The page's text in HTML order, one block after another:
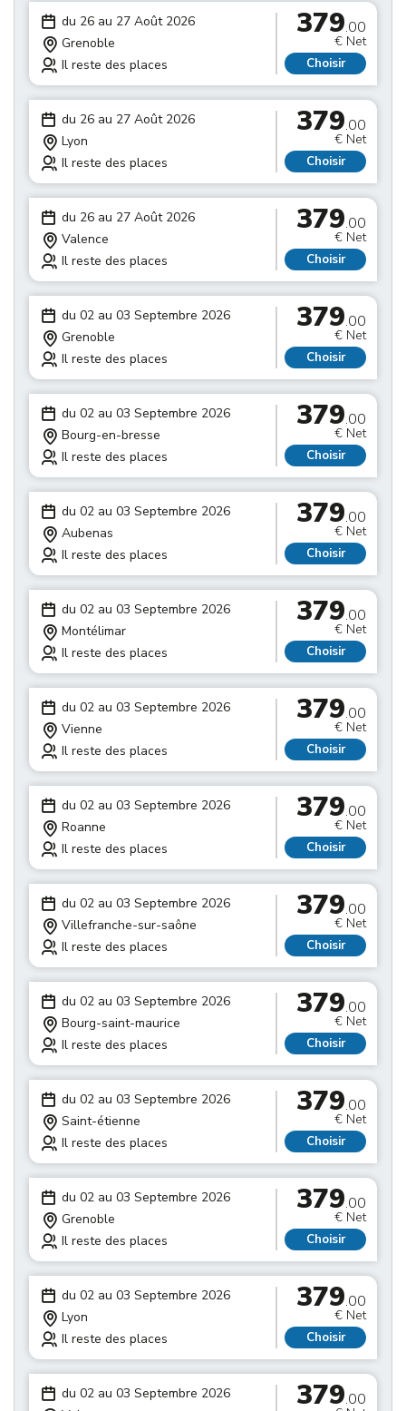
du 26 au 27 Août 2026
Grenoble
Il reste des places
379.00
€ Net
Choisir
du 26 au 27 Août 2026
Lyon
Il reste des places
379.00
€ Net
Choisir
du 26 au 27 Août 2026
Valence
Il reste des places
379.00
€ Net
Choisir
du 02 au 03 Septembre 2026
Grenoble
Il reste des places
379.00
€ Net
Choisir
du 02 au 03 Septembre 2026
Bourg-en-bresse
Il reste des places
379.00
€ Net
Choisir
du 02 au 03 Septembre 2026
Aubenas
Il reste des places
379.00
€ Net
Choisir
du 02 au 03 Septembre 2026
Montélimar
Il reste des places
379.00
€ Net
Choisir
du 02 au 03 Septembre 2026
Vienne
Il reste des places
379.00
€ Net
Choisir
du 02 au 03 Septembre 2026
Roanne
Il reste des places
379.00
€ Net
Choisir
du 02 au 03 Septembre 2026
Villefranche-sur-saône
Il reste des places
379.00
€ Net
Choisir
du 02 au 03 Septembre 2026
Bourg-saint-maurice
Il reste des places
379.00
€ Net
Choisir
du 02 au 03 Septembre 2026
Saint-étienne
Il reste des places
379.00
€ Net
Choisir
du 02 au 03 Septembre 2026
Grenoble
Il reste des places
379.00
€ Net
Choisir
du 02 au 03 Septembre 2026
Lyon
Il reste des places
379.00
€ Net
Choisir
du 02 au 03 Septembre 2026
379.00